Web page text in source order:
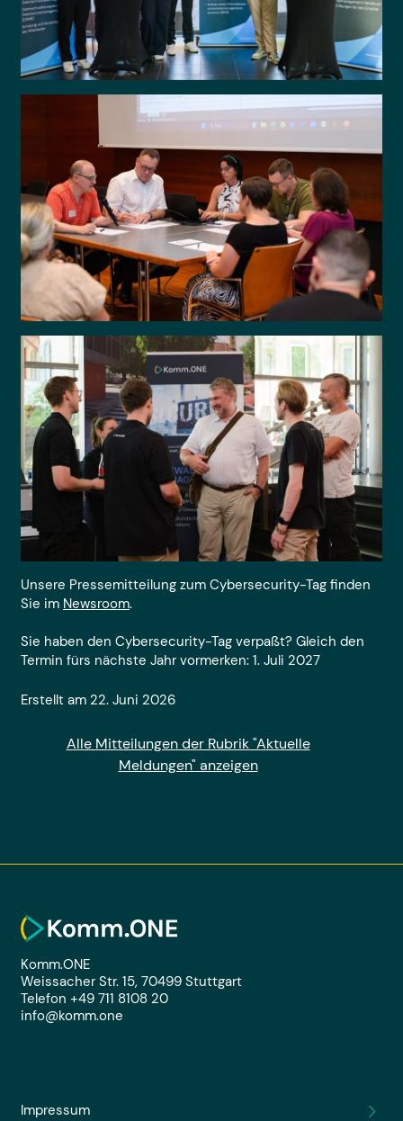
Unsere Pressemitteilung zum Cybersecurity-Tag finden
Sie im Newsroom.
Sie haben den Cybersecurity-Tag verpaßt? Gleich den
Termin fürs nächste Jahr vormerken: 1. Juli 2027
Erstellt am 22. Juni 2026
Alle Mitteilungen der Rubrik "Aktuelle
Meldungen" anzeigen
Komm.ONE
Weissacher Str. 15, 70499 Stuttgart
Telefon +49 711 8108 20
info@komm.one
Impressum